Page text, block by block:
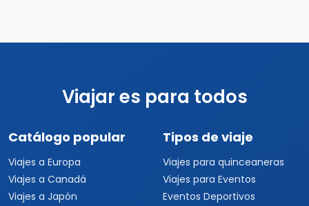
Viajar es para todos
Catálogo popular
Viajes a Europa
Viajes a Canadá
Viajes a Japón
Tipos de viaje
Viajes para quinceaneras
Viajes para Eventos
Eventos Deportivos